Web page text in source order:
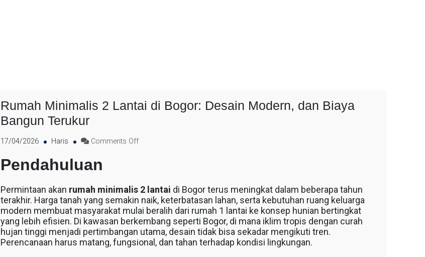
Rumah Minimalis 2 Lantai di Bogor: Desain Modern, dan Biaya
Bangun Terukur
17/04/2026 Haris Comments Off
Pendahuluan
Permintaan akan rumah minimalis 2 lantai di Bogor terus meningkat dalam beberapa tahun
terakhir. Harga tanah yang semakin naik, keterbatasan lahan, serta kebutuhan ruang keluarga
modern membuat masyarakat mulai beralih dari rumah 1 lantai ke konsep hunian bertingkat
yang lebih efisien. Di kawasan berkembang seperti Bogor, di mana iklim tropis dengan curah
hujan tinggi menjadi pertimbangan utama, desain tidak bisa sekadar mengikuti tren.
Perencanaan harus matang, fungsional, dan tahan terhadap kondisi lingkungan.